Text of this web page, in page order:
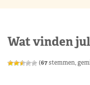
Wat vinden
(67stemmen,